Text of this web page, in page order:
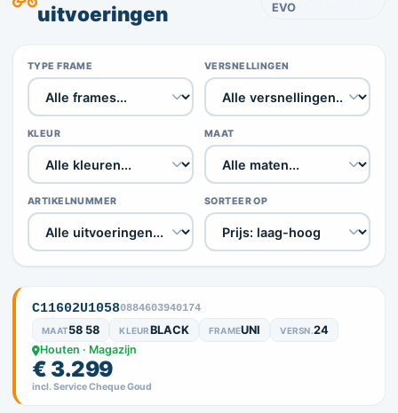
uitvoeringen
EVO
TYPE FRAME VERSNELLINGEN
KLEUR MAAT
ARTIKELNUMMER SORTEER OP
C11602U10580884603940174
MAAT58 58 KLEURBLACK FRAMEUNI VERSN.24
Houten · Magazijn
€ 3.299
incl. Service Cheque Goud